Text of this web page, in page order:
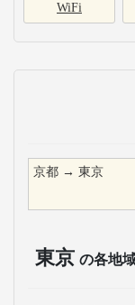
WiFi
京都 → 東京
東京 の各地